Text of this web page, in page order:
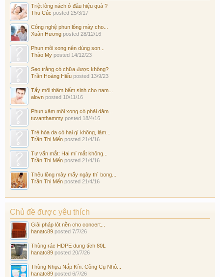
Triệt lông nách ở đâu hiệu quả ?
Thu Cúc posted 25/3/17
Công nghệ phun lông mày cho...
Xuân Hương posted 28/12/16
Phun môi xong nên dùng son...
Thảo My posted 14/12/23
Sẹo trắng có chữa được không?
Trần Hoàng Hiếu posted 13/9/23
Tẩy môi thâm bẩm sinh cho nam...
alovn posted 10/11/16
Phun xăm môi xong có phải dặm...
tuvanthammy posted 18/4/16
Trẻ hóa da có hại gì không, làm...
Trần Thị Mến posted 21/4/16
Tư vấn mắt: Hai mí mắt không...
Trần Thị Mến posted 21/4/16
Thêu lông mày mấy ngày thì bong...
Trần Thị Mến posted 21/4/16
Chủ đề được yêu thích
Giải pháp lót nền cho concert...
hanatc89 posted 7/7/26
Thùng rác HDPE dung tích 80L
hanatc89 posted 20/7/26
Thùng Nhựa Nắp Kín: Công Cụ Nhỏ...
hanatc89 posted 6/7/26